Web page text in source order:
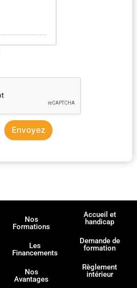
Envoyez
Nos
Formations
Les
Financements
Nos
Avantages
Accueil et
handicap
Demande de
formation
Règlement
intérieur